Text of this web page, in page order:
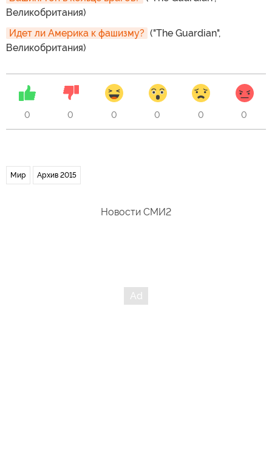
Великобритания)
Идет ли Америка к фашизму? ("The Guardian",
Великобритания)
0 0 0 0 0 0
Мир Архив 2015
Новости СМИ2